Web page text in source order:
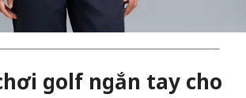
golf ngắn tay cho